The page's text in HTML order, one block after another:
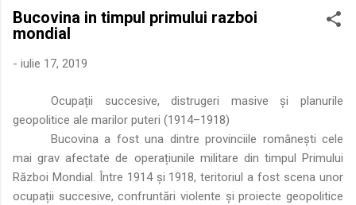
roman – în special a cetățenilor romani ( cives Romani ) în
țesutul urban și rural dobrogean – ne permite să măsurăm cu
precizie profunzimea și ritmul procesului de rom...
Bucovina in timpul primului razboi
mondial
- iulie 17, 2019
Ocupații succesive, distrugeri masive și planurile
geopolitice ale marilor puteri (1914–1918)
Bucovina a fost una dintre provinciile românești cele
mai grav afectate de operațiunile militare din timpul Primului
Război Mondial. Între 1914 și 1918, teritoriul a fost scena unor
ocupații succesive, confruntări violente și proiecte geopolitice